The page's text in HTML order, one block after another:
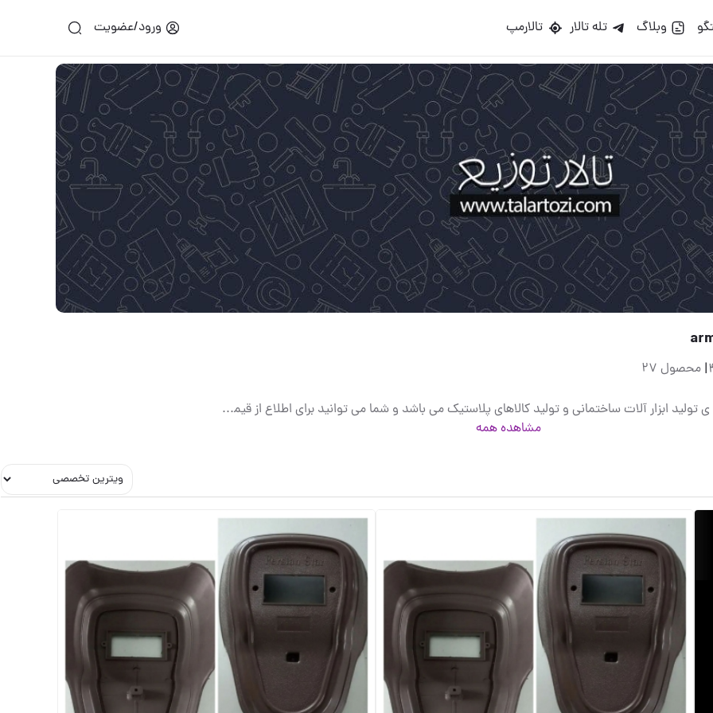
وبلاگ تله تالار تالارمپ ورود/عضویت
| محصول 27
فعالیت ما در زمینه ی تولید ابزار آلات ساختمانی و تولید کالاهای پلاستیک می باشد و شما می توانید برای اطلاع از قیمت تمامی محصولات و ارسال آنها با شماره های ثبت شده تماس حاصل فرمایید
مشاهده همه